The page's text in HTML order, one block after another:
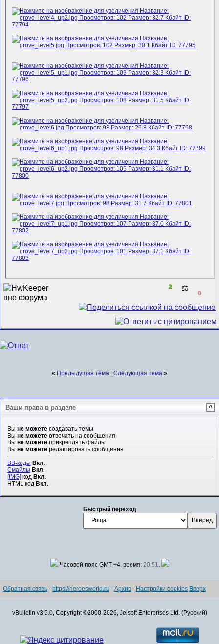
2 ⚖️
0
« Предыдущая тема | Следующая тема »
Ваши права в разделе ^
Вы не можетесоздавать темы
Вы не можетеотвечать на сообщения
Вы не можетеприкреплять файлы
Вы не можетередактировать сообщения
BB-коды Вкл.
Смайлы Вкл.
[IMG] код Вкл.
HTML код Вкл.
Быстрый переход
Часовой пояс GMT +4, время: 20:51
Обратная связь - https://heroesworld.ru - Архив - Настройки cookies Вверх
vBulletin v3.5.0, Copyright ©2000-2026, Jelsoft Enterprises Ltd. (Русский)